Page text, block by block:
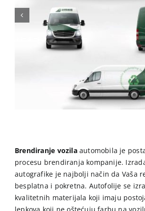
Brendiranje vozilaautomobila je
procesu brendiranja kompanije.
autografike je najbolji način da Vaša
besplatna i pokretna. Autofolije se
kvalitetnih materijala koji imaju